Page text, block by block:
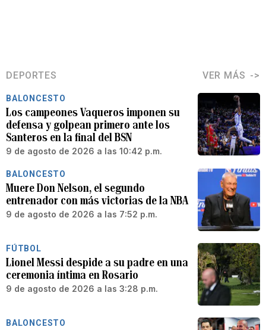
DEPORTES VER MÁS
BALONCESTO
Los campeones Vaqueros imponen su
defensa y golpean primero ante los
Santeros en la final del BSN
9 de agosto de 2026 a las 10:42 p.m.
BALONCESTO
Muere Don Nelson, el segundo
entrenador con más victorias de la NBA
9 de agosto de 2026 a las 7:52 p.m.
FÚTBOL
Lionel Messi despide a su padre en una
ceremonia íntima en Rosario
9 de agosto de 2026 a las 3:28 p.m.
BALONCESTO